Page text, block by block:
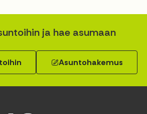
ja hae asumaan
Asuntohakemus